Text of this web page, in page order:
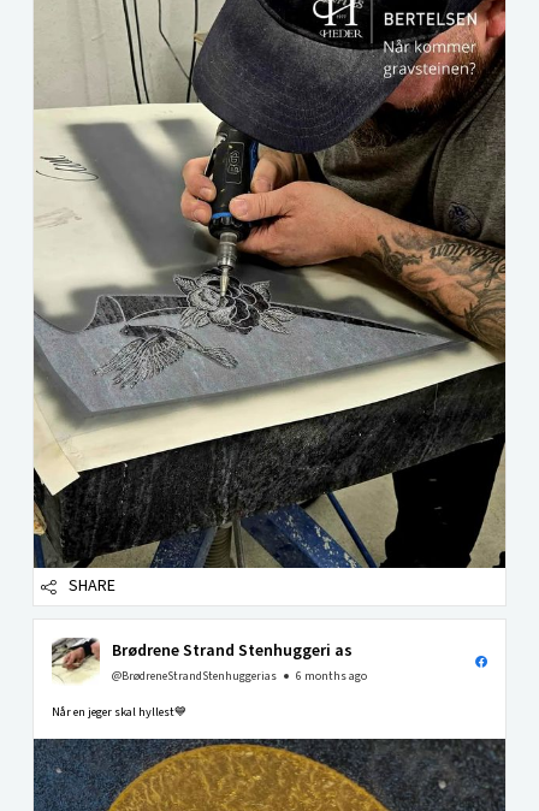
SHARE
Brødrene Strand Stenhuggeri as
@BrødreneStrandStenhuggerias 6 months ago
Når en jeger skal hyllest💙